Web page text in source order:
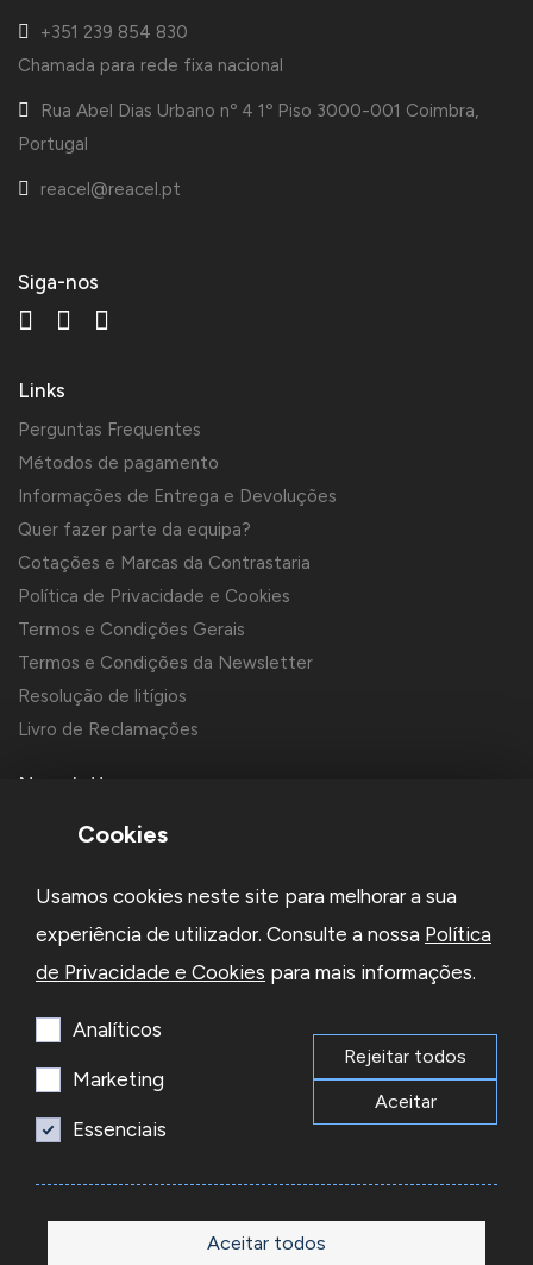
+351 239 854 830
Chamada para rede fixa nacional
Rua Abel Dias Urbano nº 4 1º Piso 3000-001 Coimbra,
Portugal
reacel@reacel.pt
Siga-nos
Links
Perguntas Frequentes
Métodos de pagamento
Informações de Entrega e Devoluções
Quer fazer parte da equipa?
Cotações e Marcas da Contrastaria
Política de Privacidade e Cookies
Termos e Condições Gerais
Termos e Condições da Newsletter
Resolução de litígios
Livro de Reclamações
Newsletter
Li e aceito aPolítica de Privacidadee os Termos e Condições
Subscrever
© 2026 Reacel Todos os direitos reservados.
Cookies
Usamos cookies neste site para melhorar a sua
experiência de utilizador. Consulte a nossa Política
de Privacidade e Cookies para mais informações.
Analíticos
Marketing
Essenciais
Rejeitar todos
Aceitar
Aceitar todos